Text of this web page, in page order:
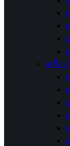
เครื่อ